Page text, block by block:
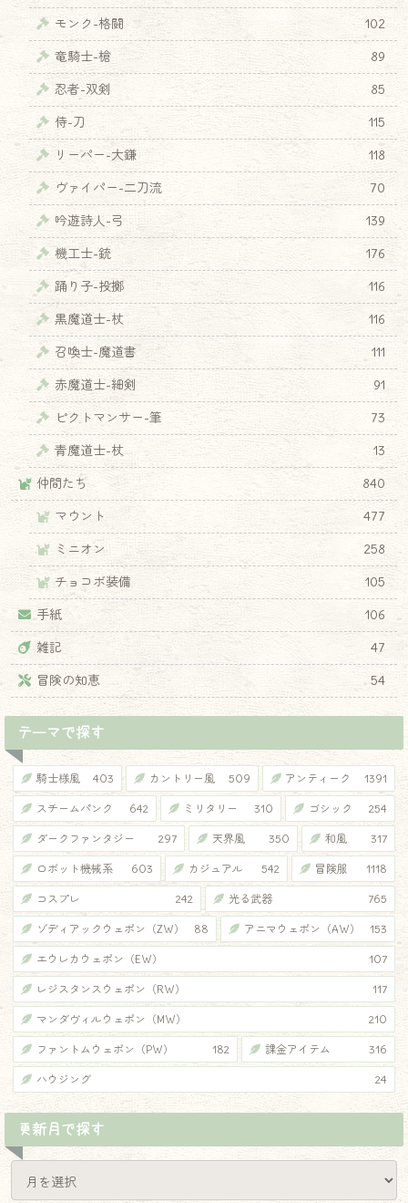
モンク-格闘
102
竜騎士-槍
89
忍者-双剣
85
侍-刀
115
リーパー-大鎌
118
ヴァイパー-二刀流
70
吟遊詩人-弓
139
機工士-銃
176
踊り子-投擲
116
黒魔道士-杖
116
召喚士-魔道書
111
赤魔道士-細剣
91
ピクトマンサー-筆
73
青魔道士-杖
13
仲間たち
840
マウント
477
ミニオン
258
チョコボ装備
105
手紙
106
雑記
47
冒険の知恵
54
テーマで探す
騎士様風 403 カントリー風 509 アンティーク 1391
スチームパンク 642 ミリタリー 310 ゴシック 254
ダークファンタジー 297 天界風 350 和風 317
ロボット機械系 603 カジュアル 542 冒険服 1118
コスプレ 242 光る武器 765
ゾディアックウェポン（ZW） 88 アニマウェポン（AW） 153
エウレカウェポン（EW） 107
レジスタンスウェポン（RW） 117
マンダヴィルウェポン（MW） 210
ファントムウェポン（PW） 182 課金アイテム 316
ハウジング 24
更新月で探す